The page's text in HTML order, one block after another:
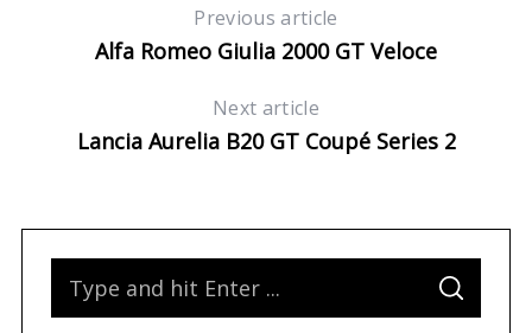
Previous article
Alfa Romeo Giulia 2000 GT Veloce
Next article
Lancia Aurelia B20 GT Coupé Series 2
S
A